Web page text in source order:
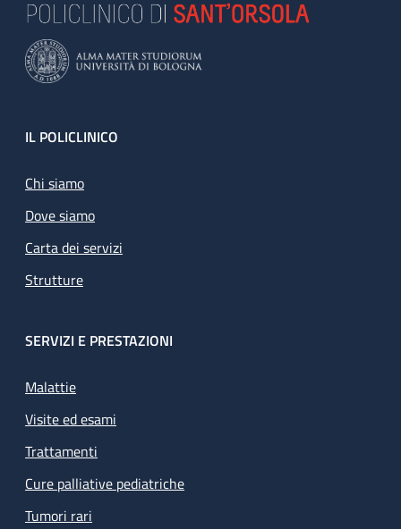
Footer
IL POLICLINICO
Chi siamo
Dove siamo
Carta dei servizi
Strutture
SERVIZI E PRESTAZIONI
Malattie
Visite ed esami
Trattamenti
Cure palliative pediatriche
Tumori rari